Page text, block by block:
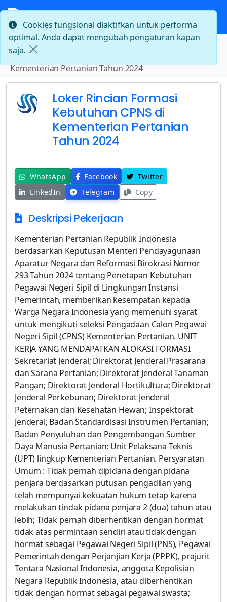
Beranda
Loker Rincian Formasi Kebutuhan CPNS di
Kementerian Pertanian Tahun 2024
Loker Rincian Formasi
Kebutuhan CPNS di
Kementerian Pertanian
Tahun 2024
WhatsApp Facebook
Twitter
LinkedIn
Telegram Copy
Deskripsi Pekerjaan
Kementerian Pertanian Republik Indonesia
berdasarkan Keputusan Menteri Pendayagunaan
Aparatur Negara dan Reformasi Birokrasi Nomor
293 Tahun 2024 tentang Penetapan Kebutuhan
Pegawai Negeri Sipil di Lingkungan Instansi
Pemerintah, memberikan kesempatan kepada
Warga Negara Indonesia yang memenuhi syarat
untuk mengikuti seleksi Pengadaan Calon Pegawai
Negeri Sipil (CPNS) Kementerian Pertanian. UNIT
KERJA YANG MENDAPATKAN ALOKASI FORMASI
Sekretariat Jenderal; Direktorat Jenderal Prasarana
dan Sarana Pertanian; Direktorat Jenderal Tanaman
Pangan; Direktorat Jenderal Hortikultura; Direktorat
Jenderal Perkebunan; Direktorat Jenderal
Peternakan dan Kesehatan Hewan; Inspektorat
Jenderal; Badan Standardisasi Instrumen Pertanian;
Badan Penyuluhan dan Pengembangan Sumber
Daya Manusia Pertanian; Unit Pelaksana Teknis
(UPT) lingkup Kementerian Pertanian. Persyaratan
Umum : Tidak pernah dipidana dengan pidana
penjara berdasarkan putusan pengadilan yang
telah mempunyai kekuatan hukum tetap karena
melakukan tindak pidana penjara 2 (dua) tahun atau
lebih; Tidak pernah diberhentikan dengan hormat
tidak atas permintaan sendiri atau tidak dengan
hormat sebagai Pegawai Negeri Sipil (PNS), Pegawai
Pemerintah dengan Perjanjian Kerja (PPPK), prajurit
Tentara Nasional Indonesia, anggota Kepolisian
Negara Republik Indonesia, atau diberhentikan
tidak dengan hormat sebagai pegawai swasta;
Cookies fungsional diaktifkan untuk performa
optimal. Anda dapat mengubah pengaturan kapan
saja.